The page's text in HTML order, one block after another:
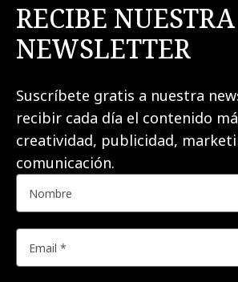
RECIBE NUESTRA
NEWSLETTER
Suscríbete gratis a nuestra
recibir cada día el contenido
creatividad, publicidad,
comunicación.